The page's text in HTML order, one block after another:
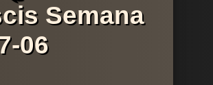
Semana
06